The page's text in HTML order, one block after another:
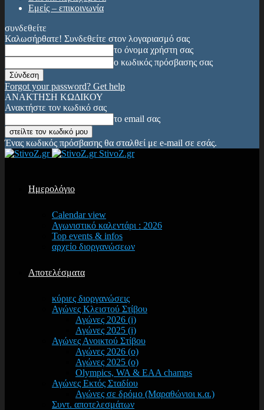
Εμείς – επικοινωνία
συνδεθείτε
Καλωσήρθατε! Συνδεθείτε στον λογαριασμό σας
το όνομα χρήστη σας
ο κωδικός πρόσβασης σας
Forgot your password? Get help
ΑΝΑΚΤΗΣΗ ΚΩΔΙΚΟΥ
Ανακτήστε τον κωδικό σας
το email σας
Ένας κωδικός πρόσβασης θα σταλθεί με e-mail σε εσάς.
StivoZ.gr
Ημερολόγιο
Calendar view
Αγωνιστικό καλεντάρι : 2026
Top events & infos
αρχείο διοργανώσεων
Αποτελέσματα
κύριες διοργανώσεις
Αγώνες Κλειστού Στίβου
Αγώνες 2026 (i)
Αγώνες 2025 (i)
Αγώνες Ανοικτού Στίβου
Αγώνες 2026 (o)
Αγώνες 2025 (o)
Olympics, WA & EAA champs
Αγώνες Εκτός Σταδίου
Αγώνες σε δρόμο (Μαραθώνιοι κ.α.)
Συντ. αποτελεσμάτων